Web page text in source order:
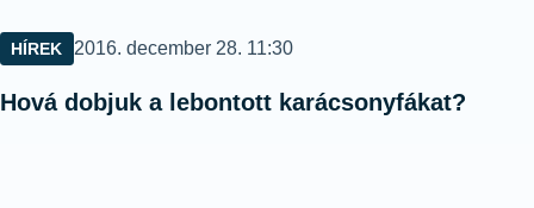
HÍREK Közzétéve:
2016. december 28. 11:30
Hová dobjuk a lebontott karácsonyfákat?